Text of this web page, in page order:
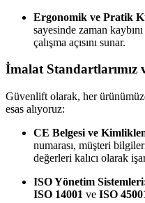
Ergonomik ve Pratik
sayesinde zaman
çalışma açısını sunar.
İmalat Standartlarımız
Güvenlift olarak, her
esas alıyoruz:
CE Belgesi ve
numarası, müşteri
değerleri kalıcı olarak
ISO Yönetim
ISO 14001 ve ISO